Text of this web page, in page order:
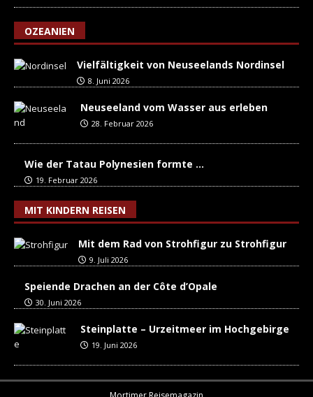
OZEANIEN
Vielfältigkeit von Neuseelands Nordinsel
8. Juni 2026
Neuseeland vom Wasser aus erleben
28. Februar 2026
Wie der Tatau Polynesien formte …
19. Februar 2026
MIT KINDERN REISEN
Mit dem Rad von Strohfigur zu Strohfigur
9. Juli 2026
Speiende Drachen an der Côte d’Opale
30. Juni 2026
Steinplatte – Urzeitmeer im Hochgebirge
19. Juni 2026